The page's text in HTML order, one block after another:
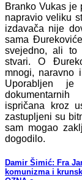
Branko Vukas je
napravio veliku
izdavača nije
sama
svejedno, ali to
stvari. O
mnogi, naravno
Uporabljen je
ispričana kroz
zastupljeni su
sam mogao
dogodilo.
Damir Šimić: Fra
komunizma i